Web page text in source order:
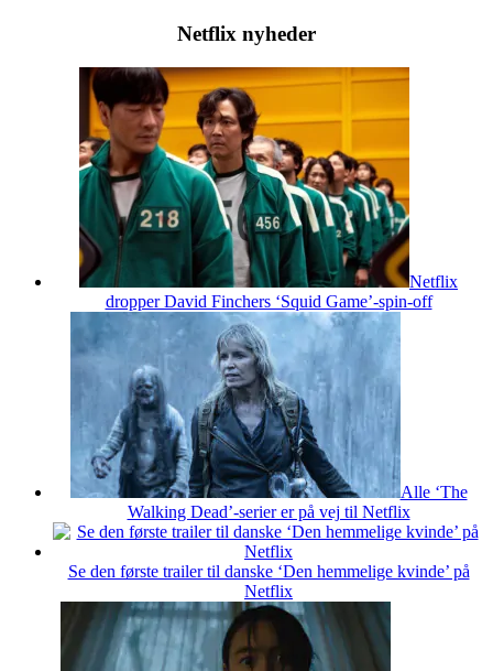
Netflix nyheder
Netflix
dropper David Finchers ‘Squid Game’-spin-off
Alle ‘The
Walking Dead’-serier er på vej til Netflix
Se den første trailer til danske ‘Den hemmelige kvinde’ på
Netflix